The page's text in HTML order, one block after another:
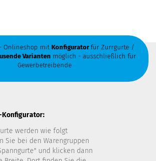
Onlineshop mit Konfiguratorfür Zurrgurte /
Varianten möglich - ausschließlich für
Gewerbetreibende
werden wie folgt
Sie bei den Warengruppen
und klicken dann